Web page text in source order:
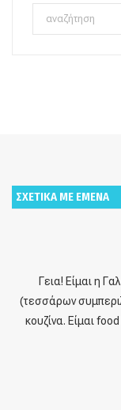
Search
for:
ΣΧΕΤΙΚΑ ΜΕ ΕΜΕΝΑ
Γεια! Είμαι η
(τεσσάρων
κουζίνα. Είμαι